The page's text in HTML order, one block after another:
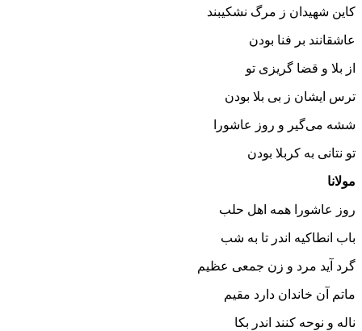
کاین شهیدان ز مرگ نشکیبند
عاشقانند بر فنا بودن
از بلا و قضا گریزی تو
ترس ایشان ز بی بلا بودن
ششه می‌گیر و روز عاشورا
تو نتانی به کربلا بودن
مولانا
روز عاشورا همه اهل حلب
باب انطاکیه اندر تا به شب
گرد آید مرد و زن جمعی عظیم
ماتم آن خاندان دارد مقیم
ناله و نوحه کنند اندر بکا